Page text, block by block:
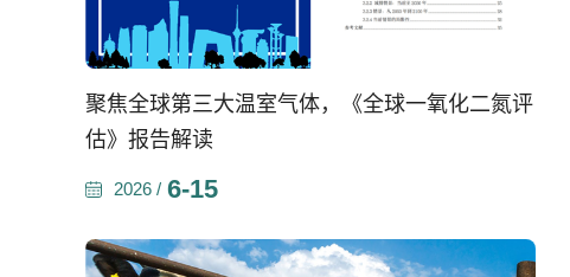
聚焦全球第三大温室气体，《全球一氧化二氮评
估》报告解读
2026 / 6-15